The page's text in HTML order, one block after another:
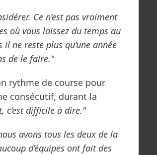
Ce n’est pas vraiment
où vous laissez du temps au
ne reste plus qu’une année
de le faire."
rythme de course pour
consécutif, durant la
c’est difficile à dire."
avons tous les deux de la
d’équipes ont fait des